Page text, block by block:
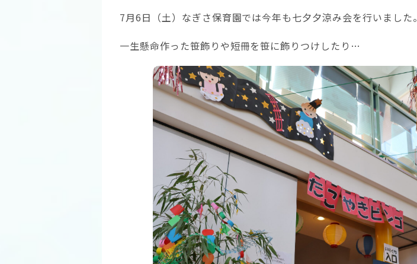
7月6日（土）なぎさ保育園では今年も七夕夕涼み会を行いました。
一生懸命作った笹飾りや短冊を笹に飾りつけしたり…